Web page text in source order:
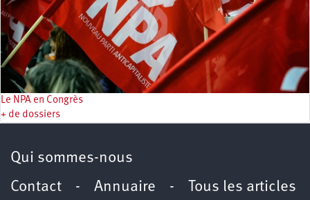
Le NPA en Congrès
+ de dossiers
Qui sommes-nous
Contact - Annuaire -
Tous les articles